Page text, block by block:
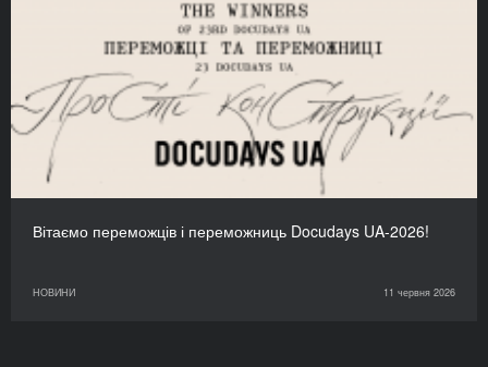
Вітаємо переможців і переможниць Docudays UA-2026!
НОВИНИ 11 червня 2026